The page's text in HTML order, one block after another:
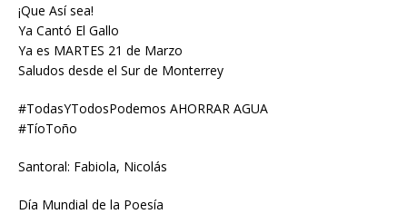
¡Que Así sea!
Ya Cantó El Gallo
Ya es MARTES 21 de Marzo
Saludos desde el Sur de Monterrey
#TodasYTodosPodemos AHORRAR AGUA
#TíoToño
Santoral: Fabiola, Nicolás
Día Mundial de la Poesía